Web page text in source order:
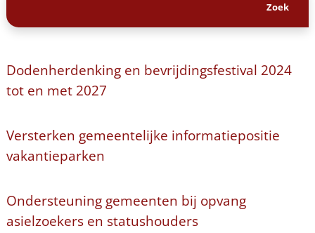
Dodenherdenking en bevrijdingsfestival 2024
tot en met 2027
Versterken gemeentelijke informatiepositie
vakantieparken
Ondersteuning gemeenten bij opvang
asielzoekers en statushouders